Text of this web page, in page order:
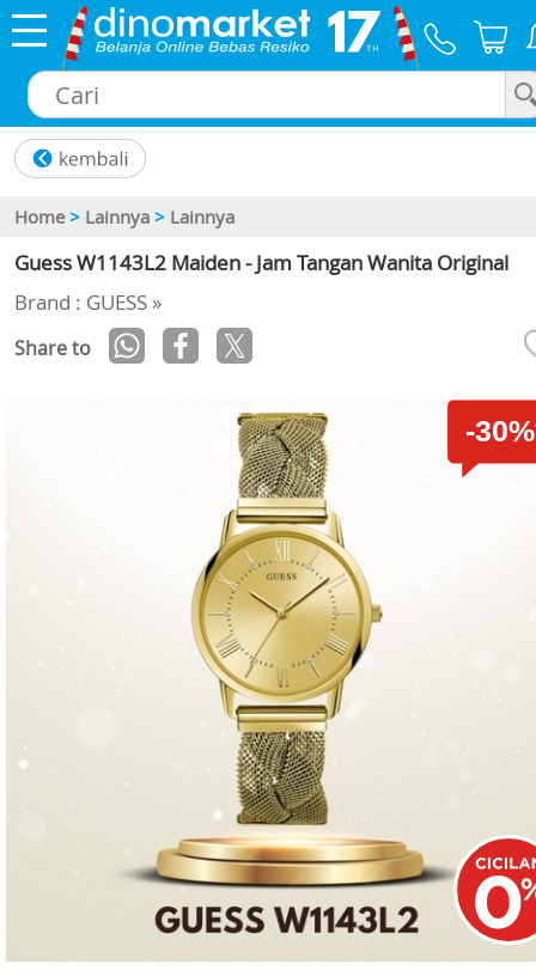
Home > Lainnya > Lainnya
Guess W1143L2 Maiden - Jam Tangan Wanita Original
Brand : GUESS »
Share to
-